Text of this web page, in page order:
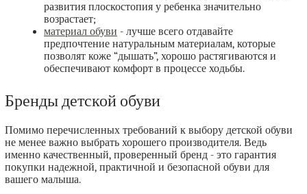
развития плоскостопия у ребенка значительно
возрастает;
материал обуви - лучше всего отдавайте
предпочтение натуральным материалам, которые
позволят коже “дышать”, хорошо растягиваются и
обеспечивают комфорт в процессе ходьбы.
Бренды детской обуви
Помимо перечисленных требований к выбору детской обуви
не менее важно выбрать хорошего производителя. Ведь
именно качественный, проверенный бренд - это гарантия
покупки надежной, практичной и безопасной обуви для
вашего малыша.